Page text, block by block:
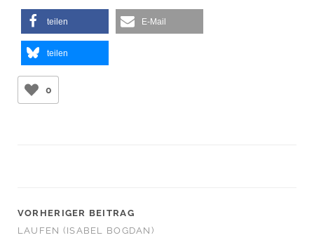
teilen E-Mail
teilen
0
VORHERIGER BEITRAG
LAUFEN (ISABEL BOGDAN)